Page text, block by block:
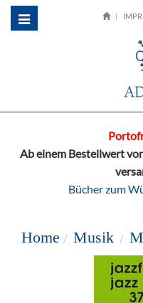
Toggle
Ab einem Bestellwert
Bücher zum
Home Musik